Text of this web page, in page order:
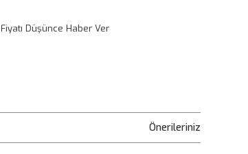
Fiyatı Düşünce Haber Ver
Önerileriniz